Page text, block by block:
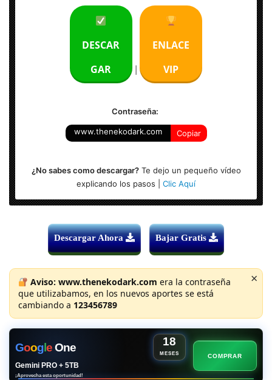
DESCAR
GAR
ENLACE
VIP
Contraseña:
www.thenekodark.com Copiar
¿No sabes como descargar?Te dejo un pequeño vídeo
explicando los pasos | Clic Aquí
Descargar Ahora Bajar Gratis
Aviso: www.thenekodark.com era la contraseña
que utilizabamos, en los nuevos aportes se está
cambiando a 123456789
×
GoogleOne 18
MESES
Gemini PRO + 5TB
¡Aprovecha esta oportunidad!
COMPRAR